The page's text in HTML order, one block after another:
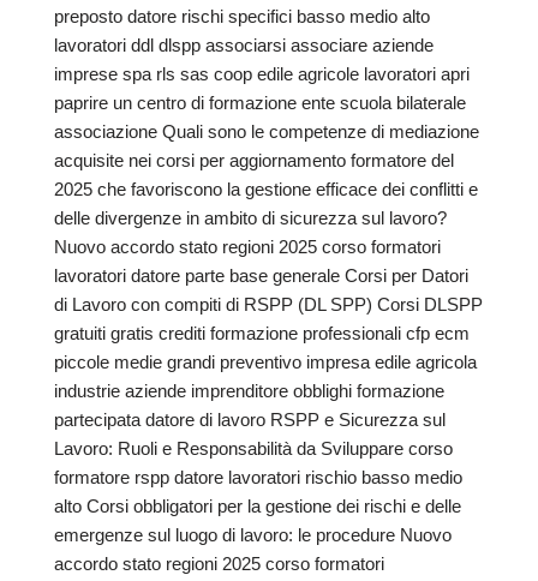
preposto datore rischi specifici basso medio alto
lavoratori ddl dlspp associarsi associare aziende
imprese spa rls sas coop edile agricole lavoratori apri
paprire un centro di formazione ente scuola bilaterale
associazione Quali sono le competenze di mediazione
acquisite nei corsi per aggiornamento formatore del
2025 che favoriscono la gestione efficace dei conflitti e
delle divergenze in ambito di sicurezza sul lavoro?
Nuovo accordo stato regioni 2025 corso formatori
lavoratori datore parte base generale Corsi per Datori
di Lavoro con compiti di RSPP (DL SPP) Corsi DLSPP
gratuiti gratis crediti formazione professionali cfp ecm
piccole medie grandi preventivo impresa edile agricola
industrie aziende imprenditore obblighi formazione
partecipata datore di lavoro RSPP e Sicurezza sul
Lavoro: Ruoli e Responsabilità da Sviluppare corso
formatore rspp datore lavoratori rischio basso medio
alto Corsi obbligatori per la gestione dei rischi e delle
emergenze sul luogo di lavoro: le procedure Nuovo
accordo stato regioni 2025 corso formatori